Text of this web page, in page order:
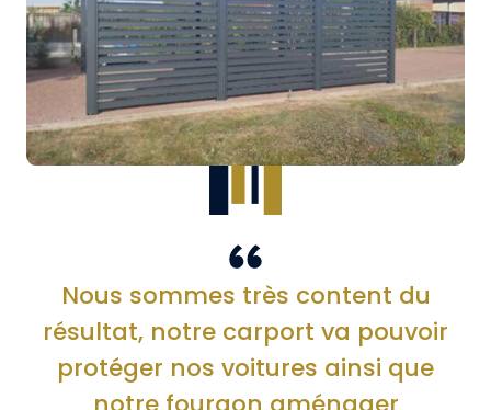
Nous sommes très content du
résultat, notre carport va pouvoir
protéger nos voitures ainsi que